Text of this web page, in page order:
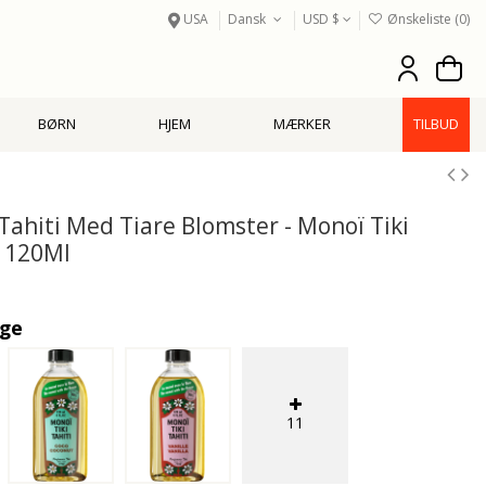
USA Dansk USD $ Ønskeliste (0)
BØRN HJEM MÆRKER TILBUD
Med Tiare Blomster - Monoï Tiki
11